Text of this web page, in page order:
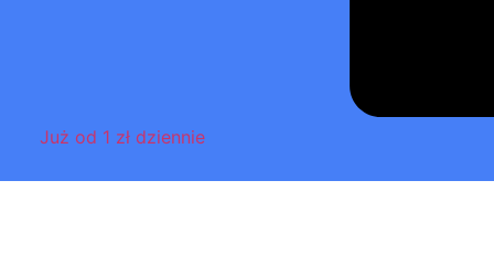
Już od 1 zł dziennie